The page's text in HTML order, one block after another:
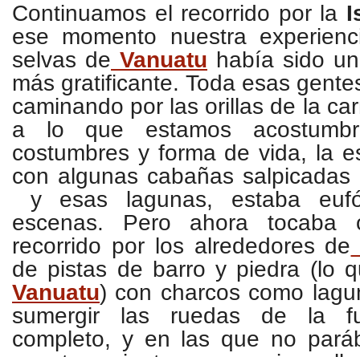
Continuamos el recorrido por la
ese momento nuestra
selvas de Vanuatu había sido
más gratificante. Toda esas
caminando por las orillas de la
a lo que estamos
costumbres y forma de vida, la
con algunas cabañas
y esas lagunas, estaba
escenas. Pero ahora
recorrido por los alrededores de
de pistas de barro y piedra (lo
Vanuatu) con charcos como
sumergir las ruedas de la
completo, y en las que no